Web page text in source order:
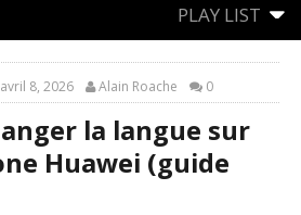
PLAY LIST
avril 8, 2026 Alain Roache 0
la langue sur
Huawei (guide